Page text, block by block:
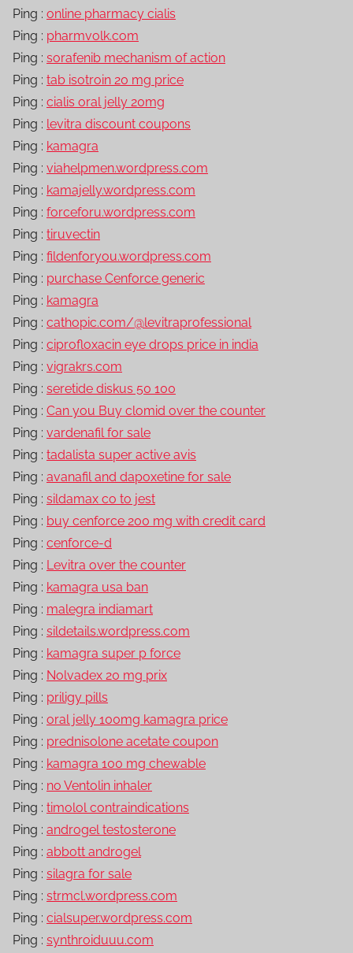
Ping : online pharmacy cialis
Ping : pharmvolk.com
Ping : sorafenib mechanism of action
Ping : tab isotroin 20 mg price
Ping : cialis oral jelly 20mg
Ping : levitra discount coupons
Ping : kamagra
Ping : viahelpmen.wordpress.com
Ping : kamajelly.wordpress.com
Ping : forceforu.wordpress.com
Ping : tiruvectin
Ping : fildenforyou.wordpress.com
Ping : purchase Cenforce generic
Ping : kamagra
Ping : cathopic.com/@levitraprofessional
Ping : ciprofloxacin eye drops price in india
Ping : vigrakrs.com
Ping : seretide diskus 50 100
Ping : Can you Buy clomid over the counter
Ping : vardenafil for sale
Ping : tadalista super active avis
Ping : avanafil and dapoxetine for sale
Ping : sildamax co to jest
Ping : buy cenforce 200 mg with credit card
Ping : cenforce-d
Ping : Levitra over the counter
Ping : kamagra usa ban
Ping : malegra indiamart
Ping : sildetails.wordpress.com
Ping : kamagra super p force
Ping : Nolvadex 20 mg prix
Ping : priligy pills
Ping : oral jelly 100mg kamagra price
Ping : prednisolone acetate coupon
Ping : kamagra 100 mg chewable
Ping : no Ventolin inhaler
Ping : timolol contraindications
Ping : androgel testosterone
Ping : abbott androgel
Ping : silagra for sale
Ping : strmcl.wordpress.com
Ping : cialsuper.wordpress.com
Ping : synthroiduuu.com